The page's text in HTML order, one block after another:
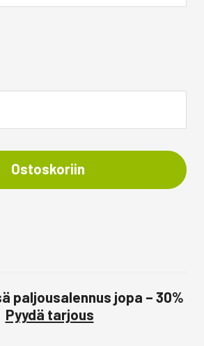
Ostoskoriin
paljousalennus jopa – 30%
Pyydä tarjous